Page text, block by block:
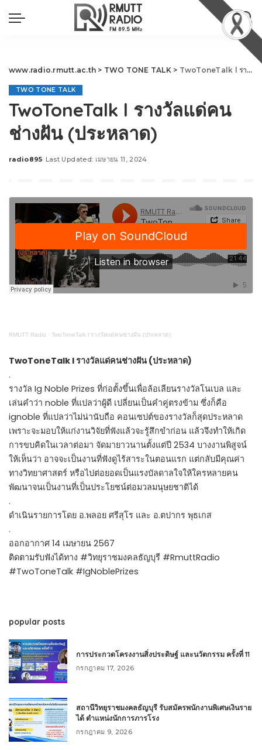
www.radio.rmutt.ac.th > TWO TONE TALK> TwoToneTalk l รางวัลแด่คนช่างฝัน (ประหลาด)
TWO TONE TALK
TwoToneTalk l รางวัลแด่คน
ช่างฝัน (ประหลาด)
Posted
radio895 Last Updated: เมษายน 11, 2024
RMUTT Radio · TwoToneTalk l รางวัลแด่คนช่างฝัน (ประหลาด)
TwoToneTalk l รางวัลแด่คนช่างฝัน (ประหลาด)
.
รางวัล Ig Noble Prizes ที่ก่อตั้งขึ้นเพื่อล้อเลียนรางวัลโนเบล และ
เล่นคำว่า noble ที่แปลว่าผู้ดี เปลี่ยนเป็นคำคู่ตรงข้าม ซึ่งก็คือ
ignoble ที่แปลว่าไม่น่านับถือ คอนเซปต์ของรางวัลก็สุดประหลาด
เพราะจะมอบให้แก่งานวิจัยที่ฟังแล้วจะรู้สึกขำก่อน แล้วจึงทำให้เกิด
การขบคิดในเวลาต่อมา จัดมายาวนานตั้งแต่ปี 2534 บางงานพิสูจน์
ให้เห็นว่า อาจจะเป็นงานที่ฟังดูไร้สาระในตอนแรก แต่กลับมีคุณค่า
ทางวิทยาศาสตร​์ หรือไปต่อยอดเป็นแรงบัลดาลใจให้ใครหลายคน
พัฒนาจนเป็นงานที่เป็นประโยชน์ต่อมวลมนุษยชาติได้
.
ดำเนินรายการโดย อ.พลอย ศรีสุโร และ อ.ตปากร พุธเกส
.
ออกอากาศ 14 เมษายน 2567
ติดตามรับฟังได้ทาง #วิทยุราชมงคลธัญบุรี #RmuttRadio
#TwoToneTalk #IgNoblePrizes
popular posts
การประกวดโครงงานสิ่งประดิษฐ์ และนวัตกรรม ครั้งที่ 11
กรกฎาคม 17, 2026
สถานีวิทยุราชมงคลธัญบุรี รับสมัครพนักงานพิเศษเงินราย
ได้ ตำแหน่งนักการภารโรง
กรกฎาคม 9, 2026